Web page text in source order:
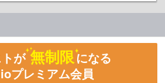
が 無制限になる
プレミアム会員